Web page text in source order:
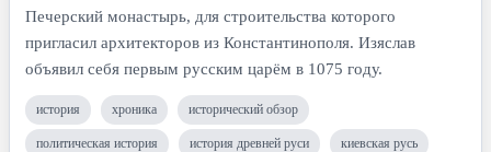
Печерский монастырь, для строительства которого
пригласил архитекторов из Константинополя. Изяслав
объявил себя первым русским царём в 1075 году.
история хроника исторический обзор
политическая история история древней руси киевская русь